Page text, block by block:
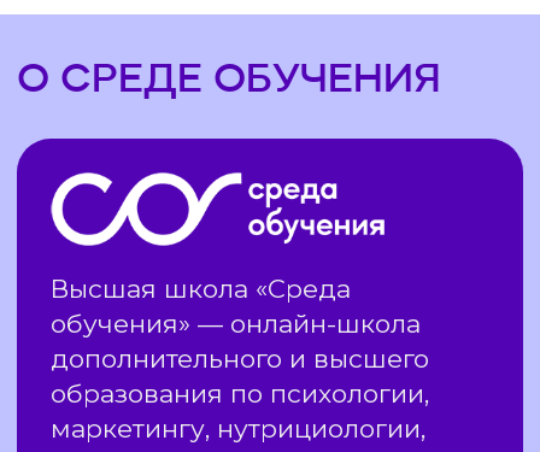
8 ИЗ#NBSP;10
ДОХОДЯТ
КОНСУЛЬТАЦИЙ
«„Среда обучения“ —
хорошая среда для
Барт
Пришла в
из бухгалтерии
«Преподаватели в Среде —
реально востребованные
Мария
Горелик
Была программистом,
а стала психологом